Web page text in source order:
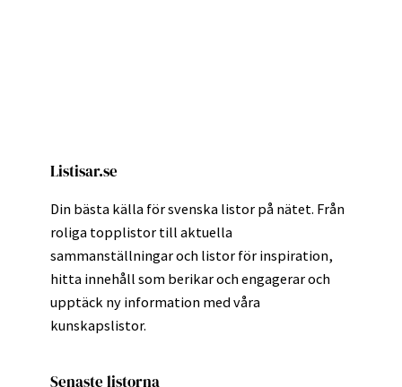
Listisar.se
Din bästa källa för svenska listor på nätet. Från
roliga topplistor till aktuella
sammanställningar och listor för inspiration,
hitta innehåll som berikar och engagerar och
upptäck ny information med våra
kunskapslistor.
Senaste listorna